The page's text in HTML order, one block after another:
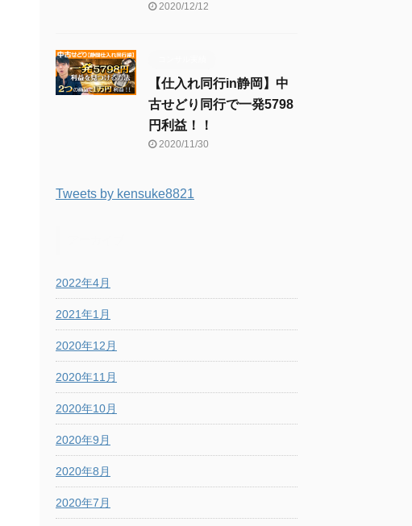
2020/12/12
【仕入れ同行in静岡】中
古せどり同行で一発5798
円利益！！
2020/11/30
Tweets by kensuke8821
2022年4月
2021年1月
2020年12月
2020年11月
2020年10月
2020年9月
2020年8月
2020年7月